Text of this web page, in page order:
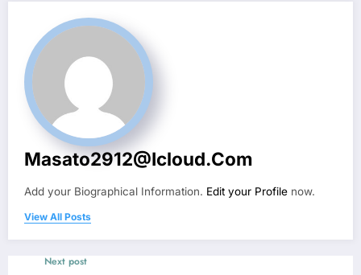
Masato2912@icloud.com
Add your Biographical Information. Edit your Profile now.
View All Posts
Next post